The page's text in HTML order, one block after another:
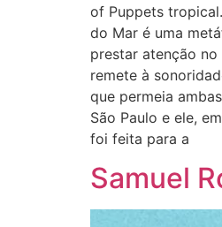
of Puppets
do Mar é uma
prestar atenção
remete à
que permeia
São Paulo e ele,
foi feita para a
Samuel